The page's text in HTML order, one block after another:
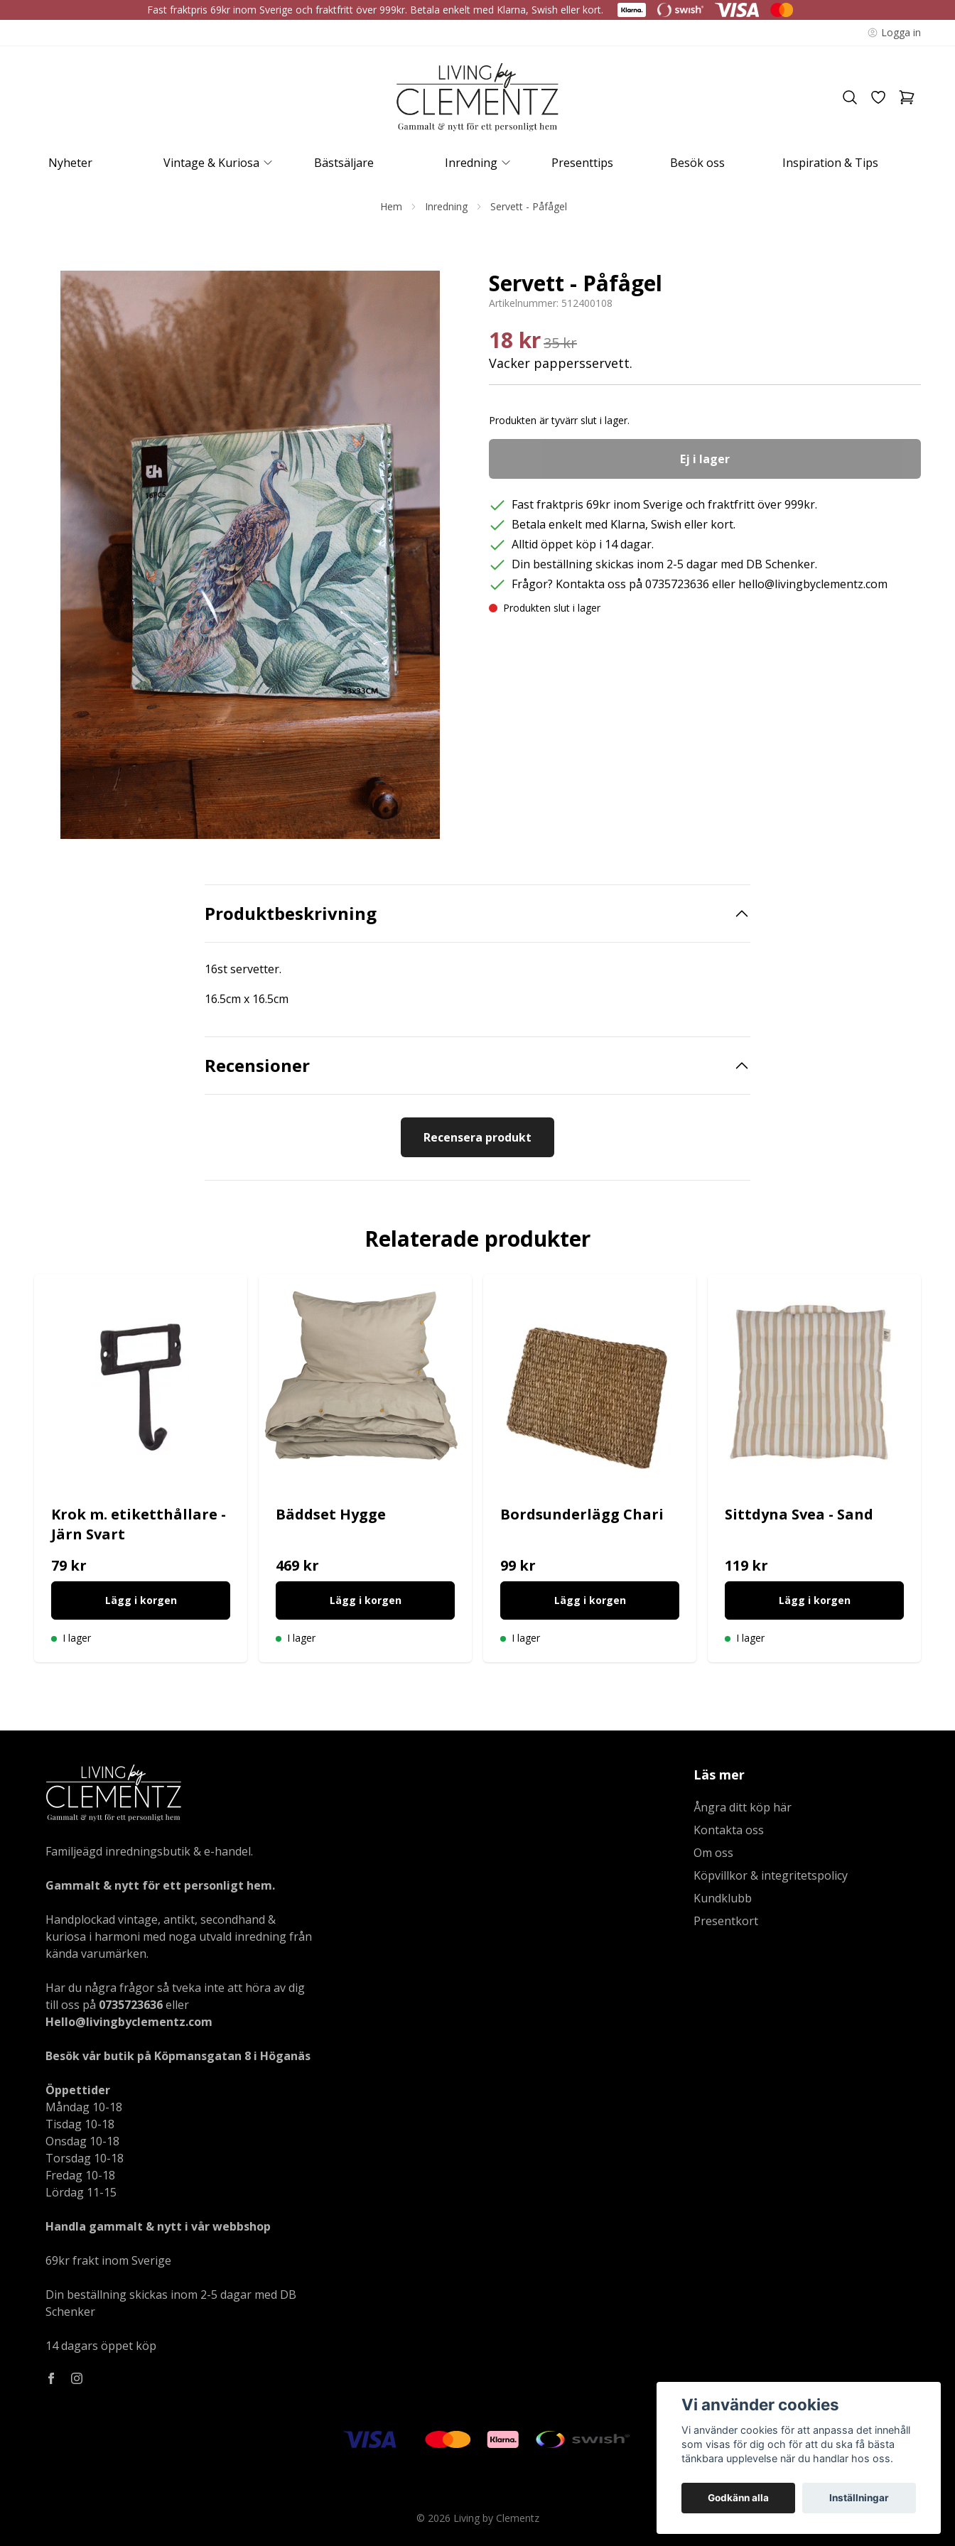
Fast fraktpris 69kr inom Sverige och fraktfritt över 999kr. Betala enkelt med Klarna, Swish eller kort.
Logga in
Nyheter Vintage & Kuriosa Bästsäljare Inredning Presenttips Besök oss Inspiration & Tips
Hem Inredning Servett - Påfågel
Servett - Påfågel
Artikelnummer: 512400108
18 kr35 kr
Vacker pappersservett.
Produkten är tyvärr slut i lager.
Ej i lager
Fast fraktpris 69kr inom Sverige och fraktfritt över 999kr.
Betala enkelt med Klarna, Swish eller kort.
Alltid öppet köp i 14 dagar.
Din beställning skickas inom 2-5 dagar med DB Schenker.
Frågor? Kontakta oss på 0735723636 eller hello@livingbyclementz.com
Produkten slut i lager
Produktbeskrivning
16st servetter.
16.5cm x 16.5cm
Recensioner
Recensera produkt
Relaterade produkter
Krok m. etiketthållare -
Järn Svart
79 kr
Lägg i korgen
I lager
Bäddset Hygge
469 kr
Lägg i korgen
I lager
Bordsunderlägg Chari
99 kr
Lägg i korgen
I lager
Sittdyna Svea - Sand
119 kr
Lägg i korgen
I lager
Familjeägd inredningsbutik & e-handel.
Gammalt & nytt för ett personligt hem.
Handplockad vintage, antikt, secondhand &
kuriosa i harmoni med noga utvald inredning från
kända varumärken.
Har du några frågor så tveka inte att höra av dig
till oss på 0735723636eller
Hello@livingbyclementz.com
Besök vår butik på Köpmansgatan 8 i Höganäs
Öppettider
Måndag 10-18
Tisdag 10-18
Onsdag 10-18
Torsdag 10-18
Fredag 10-18
Lördag 11-15
Handla gammalt & nytt i vår webbshop
69kr frakt inom Sverige
Din beställning skickas inom 2-5 dagar med DB
Schenker
14 dagars öppet köp
Läs mer
Ångra ditt köp här
Kontakta oss
Om oss
Köpvillkor & integritetspolicy
Kundklubb
Presentkort
© 2026 Living by Clementz
Vi använder cookies
Vi använder cookies för att anpassa det innehåll
som visas för dig och för att du ska få bästa
tänkbara upplevelse när du handlar hos oss.
Godkänn alla Inställningar